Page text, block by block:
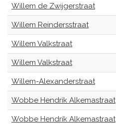
Willem de Zwijgerstraat
Willem Reindersstraat
Willem Valkstraat
Willem Valkstraat
Willem-Alexanderstraat
Wobbe Hendrik Alkemastraat
Wobbe Hendrik Alkemastraat